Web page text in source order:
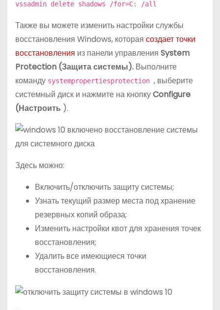
vssadmin delete shadows /for=C: /all
Также вы можете изменить настройки службы
восстановления Windows, которая создает точки
восстановления из панели управления System
Protection (Защита системы). Выполните
команду systempropertiesprotection , выберите
системный диск и нажмите на кнопкуConfigure
(Настроить ).
Здесь можно:
Включить/отключить защиту системы;
Узнать текущий размер места под хранение
резервных копий образа;
Изменить настройки квот для хранения точек
восстановления;
Удалить все имеющиеся точки
восстановления.